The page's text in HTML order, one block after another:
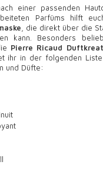
einer passenden
Parfüms hilft
, die direkt über die
kann. Besonders
Pierre Ricaud
ihr in der folgenden
und Düfte: